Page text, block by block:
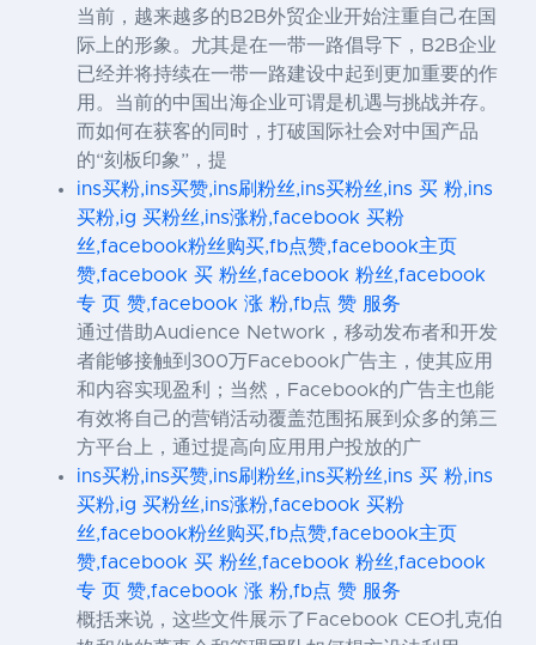
当前，越来越多的B2B外贸企业开始注重自己在国
际上的形象。尤其是在一带一路倡导下，B2B企业
已经并将持续在一带一路建设中起到更加重要的作
用。当前的中国出海企业可谓是机遇与挑战并存。
而如何在获客的同时，打破国际社会对中国产品
的“刻板印象”，提
ins买粉,ins买赞,ins刷粉丝,ins买粉丝,ins 买 粉,ins
买粉,ig 买粉丝,ins涨粉,facebook 买粉
丝,facebook粉丝购买,fb点赞,facebook主页
赞,facebook 买 粉丝,facebook 粉丝,facebook
专 页 赞,facebook 涨 粉,fb点 赞 服务
通过借助Audience Network，移动发布者和开发
者能够接触到300万Facebook广告主，使其应用
和内容实现盈利；当然，Facebook的广告主也能
有效将自己的营销活动覆盖范围拓展到众多的第三
方平台上，通过提高向应用用户投放的广
ins买粉,ins买赞,ins刷粉丝,ins买粉丝,ins 买 粉,ins
买粉,ig 买粉丝,ins涨粉,facebook 买粉
丝,facebook粉丝购买,fb点赞,facebook主页
赞,facebook 买 粉丝,facebook 粉丝,facebook
专 页 赞,facebook 涨 粉,fb点 赞 服务
概括来说，这些文件展示了Facebook CEO扎克伯